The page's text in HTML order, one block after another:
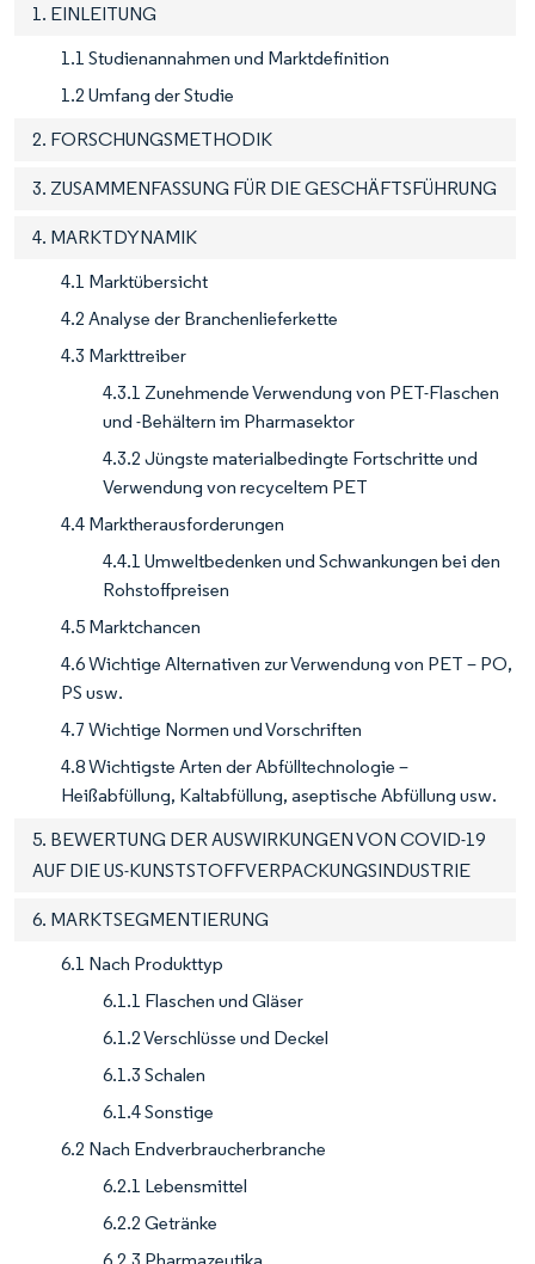
1. EINLEITUNG
1.1 Studienannahmen und Marktdefinition
1.2 Umfang der Studie
2. FORSCHUNGSMETHODIK
3. ZUSAMMENFASSUNG FÜR DIE GESCHÄFTSFÜHRUNG
4. MARKTDYNAMIK
4.1 Marktübersicht
4.2 Analyse der Branchenlieferkette
4.3 Markttreiber
4.3.1 Zunehmende Verwendung von PET-Flaschen
und -Behältern im Pharmasektor
4.3.2 Jüngste materialbedingte Fortschritte und
Verwendung von recyceltem PET
4.4 Marktherausforderungen
4.4.1 Umweltbedenken und Schwankungen bei den
Rohstoffpreisen
4.5 Marktchancen
4.6 Wichtige Alternativen zur Verwendung von PET – PO,
PS usw.
4.7 Wichtige Normen und Vorschriften
4.8 Wichtigste Arten der Abfülltechnologie –
Heißabfüllung, Kaltabfüllung, aseptische Abfüllung usw.
5. BEWERTUNG DER AUSWIRKUNGEN VON COVID-19
AUF DIE US-KUNSTSTOFFVERPACKUNGSINDUSTRIE
6. MARKTSEGMENTIERUNG
6.1 Nach Produkttyp
6.1.1 Flaschen und Gläser
6.1.2 Verschlüsse und Deckel
6.1.3 Schalen
6.1.4 Sonstige
6.2 Nach Endverbraucherbranche
6.2.1 Lebensmittel
6.2.2 Getränke
6.2.3 Pharmazeutika